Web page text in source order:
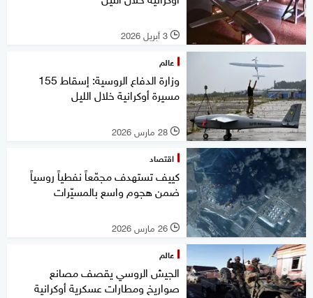
l 3 أبريل 2026
عالم
وزارة الدفاع الروسية: إسقاط 155
مسيرة أوكرانية خلال الليل
l 28 مارس 2026
اقتصاد
كييف تستهدف مجمّعاً نفطياً روسياً
ضمن هجوم واسع بالمسيّرات
l 26 مارس 2026
عالم
الجيش الروسي يقصف مصانع
صواريخ ومطارات عسكرية أوكرانية